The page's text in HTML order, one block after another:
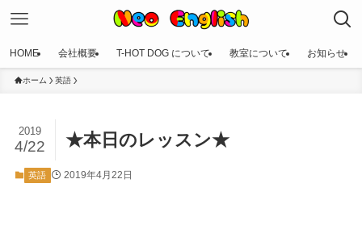
HOME 会社概要 T-HOT DOG について 教室について お知らせ
ホーム 英語
★本日のレッスン★
2019
4/22
英語 2019年4月22日